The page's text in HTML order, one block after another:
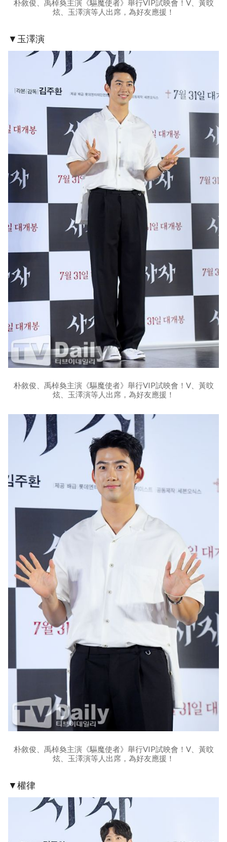
朴敘俊、禹棹奐主演《驅魔使者》舉行VIP試映會！V、黃旼
炫、玉澤演等人出席，為好友應援！
▼玉澤演
朴敘俊、禹棹奐主演《驅魔使者》舉行VIP試映會！V、黃旼
炫、玉澤演等人出席，為好友應援！
朴敘俊、禹棹奐主演《驅魔使者》舉行VIP試映會！V、黃旼
炫、玉澤演等人出席，為好友應援！
▼權律